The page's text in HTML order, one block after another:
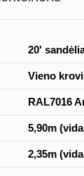
20'
Vieno
RAL7016
5,90m
2,35m